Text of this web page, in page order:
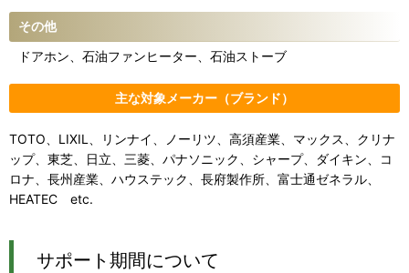
その他
ドアホン、石油ファンヒーター、石油ストーブ
主な対象メーカー（ブランド）
TOTO、LIXIL、リンナイ、ノーリツ、高須産業、マックス、クリナ
ップ、東芝、日立、三菱、パナソニック、シャープ、ダイキン、コ
ロナ、長州産業、ハウステック、長府製作所、富士通ゼネラル、
HEATEC etc.
サポート期間について